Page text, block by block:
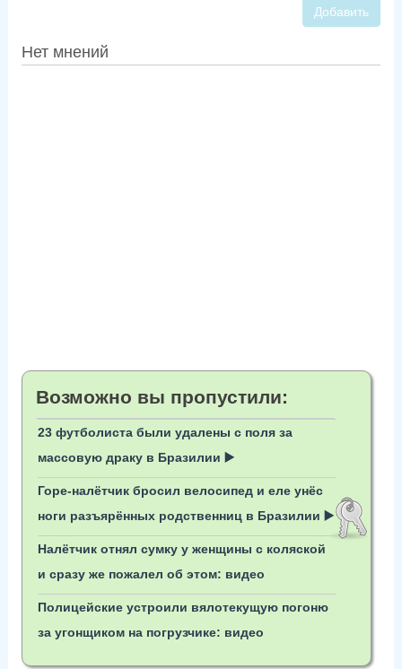
Добавить
Нет мнений
Возможно вы пропустили:
23 футболиста были удалены с поля за
массовую драку в Бразилии ▶️
Горе-налётчик бросил велосипед и еле унёс
ноги разъярённых родственниц в Бразилии ▶️
Налётчик отнял сумку у женщины с коляской
и сразу же пожалел об этом: видео
Полицейские устроили вялотекущую погоню
за угонщиком на погрузчике: видео